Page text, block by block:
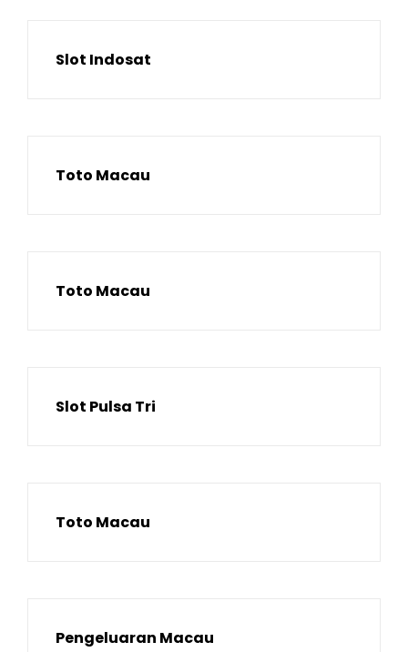
Slot Indosat
Toto Macau
Toto Macau
Slot Pulsa Tri
Toto Macau
Pengeluaran Macau